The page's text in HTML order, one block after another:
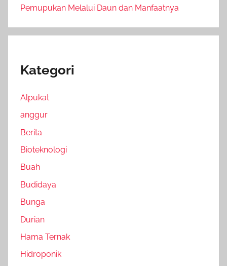
Pemupukan Melalui Daun dan Manfaatnya
Kategori
Alpukat
anggur
Berita
Bioteknologi
Buah
Budidaya
Bunga
Durian
Hama Ternak
Hidroponik